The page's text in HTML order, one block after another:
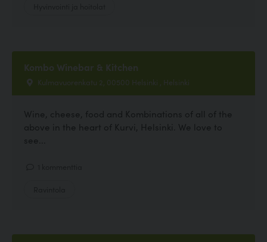
Kombo Winebar & Kitchen
Kulmavuorenkatu 2, 00500 Helsinki , Helsinki
Wine, cheese, food and Kombinations of all of the
above in the heart of Kurvi, Helsinki. We love to
see...